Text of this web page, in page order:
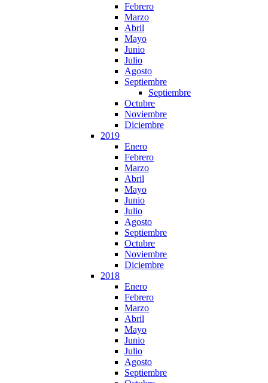
Febrero
Marzo
Abril
Mayo
Junio
Julio
Agosto
Septiembre
Septiembre
Octubre
Noviembre
Diciembre
2019
Enero
Febrero
Marzo
Abril
Mayo
Junio
Julio
Agosto
Septiembre
Octubre
Noviembre
Diciembre
2018
Enero
Febrero
Marzo
Abril
Mayo
Junio
Julio
Agosto
Septiembre